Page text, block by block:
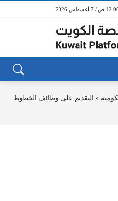
7 أغسطس 2026
» التقديم على وظائف الخطوط